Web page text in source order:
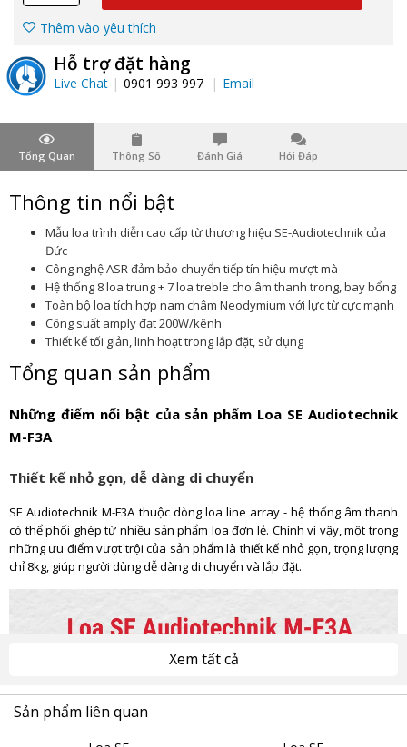
Thêm vào yêu thích
Hỗ trợ đặt hàng
Live Chat 0901 993 997 Email
Tổng Quan Thông Số Đánh Giá Hỏi Đáp
Thông tin nổi bật
Mẫu loa trình diễn cao cấp từ thương hiệu SE-Audiotechnik của
Đức
Công nghệ ASR đảm bảo chuyển tiếp tín hiệu mượt mà
Hệ thống 8 loa trung + 7 loa treble cho âm thanh trong, bay bổng
Toàn bộ loa tích hợp nam châm Neodymium với lực từ cực mạnh
Công suất amply đạt 200W/kênh
Thiết kế tối giản, linh hoạt trong lắp đặt, sử dụng
Tổng quan sản phẩm
Những điểm nổi bật của sản phẩm Loa SE Audiotechnik
M-F3A
Thiết kế nhỏ gọn, dễ dàng di chuyển
SE Audiotechnik M-F3A thuộc dòng loa line array - hệ thống âm thanh
có thể phối ghép từ nhiều sản phẩm loa đơn lẻ. Chính vì vậy, một trong
những ưu điểm vượt trội của sản phẩm là thiết kế nhỏ gọn, trọng lượng
chỉ 8kg, giúp người dùng dễ dàng di chuyển và lắp đặt.
Xem tất cả
Sản phẩm liên quan